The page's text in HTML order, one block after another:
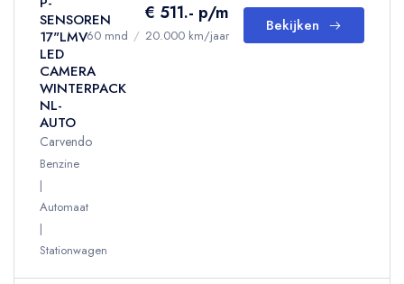
SENSOREN
17"LMV
LED
CAMERA
WINTERPACK
NL-
AUTO
Carvendo
Benzine
Automaat
Stationwagen
€ 511.- p/m
60 mnd / 20.000 km/jaar
Bekijken